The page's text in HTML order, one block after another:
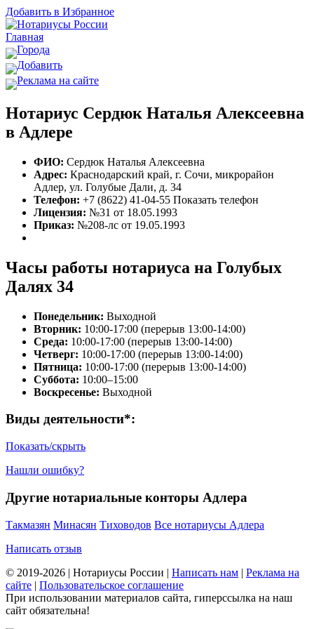
Добавить в Избранное
Главная
Города
Добавить
Реклама на сайте
Нотариус Сердюк Наталья Алексеевна
в Адлере
ФИО: Сердюк Наталья Алексеевна
Адрес: Краснодарский край, г. Сочи, микрорайон
Адлер, ул. Голубые Дали, д. 34
Телефон: +7 (8622) 41-04-55 Показать телефон
Лицензия: №31 от 18.05.1993
Приказ: №208-лс от 19.05.1993
Часы работы нотариуса на Голубых
Далях 34
Понедельник: Выходной
Вторник: 10:00-17:00 (перерыв 13:00-14:00)
Среда: 10:00-17:00 (перерыв 13:00-14:00)
Четверг: 10:00-17:00 (перерыв 13:00-14:00)
Пятница: 10:00-17:00 (перерыв 13:00-14:00)
Суббота: 10:00–15:00
Воскресенье: Выходной
Виды деятельности*:
Показать/скрыть
Нашли ошибку?
Другие нотариальные конторы Адлера
Такмазян Минасян Тиховодов Все нотариусы Адлера
Написать отзыв
© 2019-2026 | Нотариусы России | Написать нам | Реклама на
сайте | Пользовательское соглашение
При использовании материалов сайта, гиперссылка на наш
сайт обязательна!